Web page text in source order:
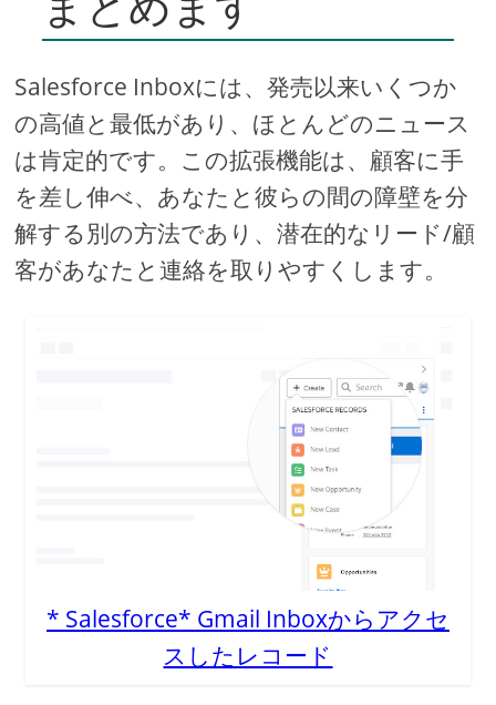
Salesforce Inboxには、発売以来いくつか
の高値と最低があり、ほとんどのニュース
は肯定的です。この拡張機能は、顧客に手
を差し伸べ、あなたと彼らの間の障壁を分
解する別の方法であり、潜在的なリード/顧
客があなたと連絡を取りやすくします。
* Salesforce* Gmail Inboxからアクセ
スしたレコード